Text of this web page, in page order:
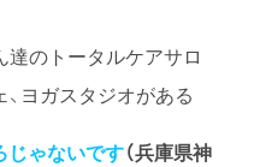
のトータルケアサロ
ヨガスタジオがある
じゃないです（兵庫県神